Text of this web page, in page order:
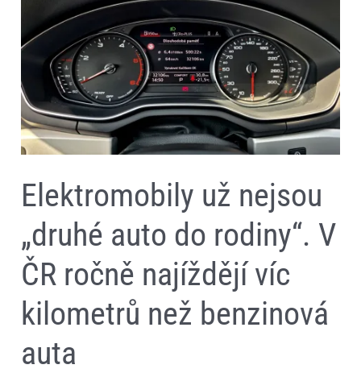
Elektromobily už nejsou
„druhé auto do rodiny“. V
ČR ročně najíždějí víc
kilometrů než benzinová
auta
nejsou
„druhé
auto
do
rodiny“.
V
ČR
ročně
najíždějí
víc
kilometrů
než
auta